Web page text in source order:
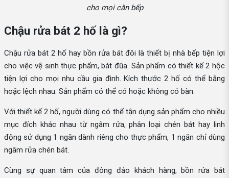
cho mọi căn bếp
Chậu rửa bát 2 hố là gì?
Chậu rửa bát 2 hố hay bồn rửa bát đôi là thiết bị nhà bếp tiện lợi
cho việc vệ sinh thực phẩm, bát đũa. Sản phẩm có thiết kế 2 hộc
tiện lợi cho mọi nhu cầu gia đình. Kích thước 2 hố có thể bằng
hoặc lệch nhau. Sản phẩm có thể có hoặc không có bàn.
Với thiết kế 2 hố, người dùng có thể tận dụng sản phẩm cho nhiều
mục đích khác nhau từ ngâm rửa, phân loại chén bát hay linh
động sử dụng 1 ngăn dành riêng cho thực phẩm, 1 ngăn chỉ dùng
ngâm rửa chén bát.
Cùng sự quan tâm của đông đảo khách hàng, bồn rửa bát